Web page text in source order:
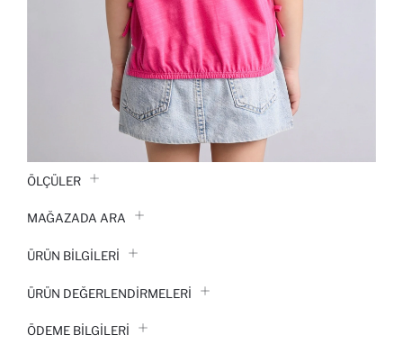
ÖLÇÜLER
MAĞAZADA ARA
ÜRÜN BILGILERI
ÜRÜN DEĞERLENDİRMELERİ
ÖDEME BİLGİLERİ